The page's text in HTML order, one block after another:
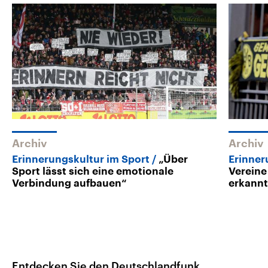
Archiv
Erinnerungskultur im Sport
„Über
Sport lässt sich eine emotionale
Verbindung aufbauen“
Archiv